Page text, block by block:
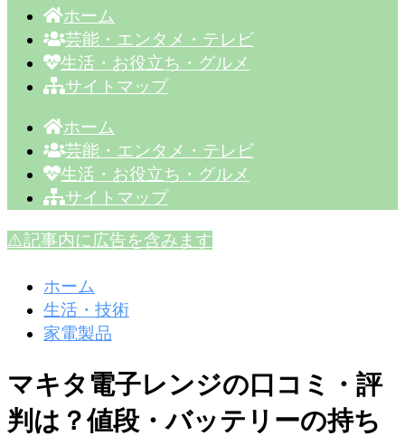
ホーム
芸能・エンタメ・テレビ
生活・お役立ち・グルメ
サイトマップ
ホーム
芸能・エンタメ・テレビ
生活・お役立ち・グルメ
サイトマップ
⚠️記事内に広告を含みます
ホーム
生活・技術
家電製品
マキタ電子レンジの口コミ・評
判は？値段・バッテリーの持ち